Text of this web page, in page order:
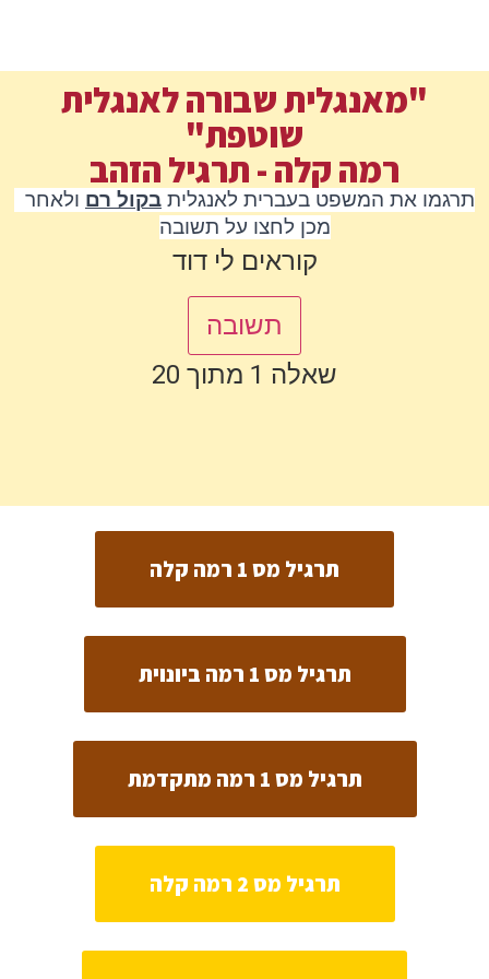
"מאנגלית שבורה לאנגלית
שוטפת"
רמה קלה - תרגיל הזהב
תרגמו את המשפט בעברית לאנגלית בקול רם
מכן לחצו על תשובה
קוראים לי דוד
תשובה
שאלה 1 מתוך 20
תרגיל מס 1 רמה קלה
תרגיל מס 1 רמה ביונוית
תרגיל מס 1 רמה מתקדמת
תרגיל מס 2 רמה קלה